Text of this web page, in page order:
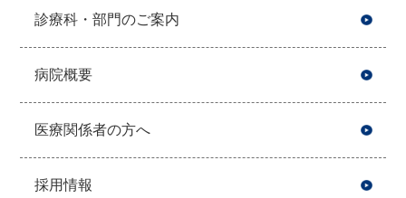
診療科・部門のご案内
病院概要
医療関係者の方へ
採用情報